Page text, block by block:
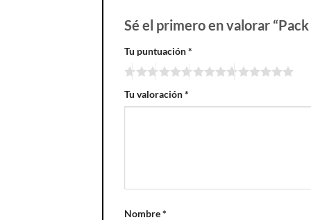
Sé el primero en valorar
Tu puntuación*
Tu valoración*
Nombre*